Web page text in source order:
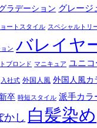
ラデーション グレージ
ートスタイル スペシャルトリ
ン バレイヤ
ブロンド マニキュア ユニ
入社式 外国人風 外国人風カ
新卒 時短スタイル 派手カラ
かし 白髪染め